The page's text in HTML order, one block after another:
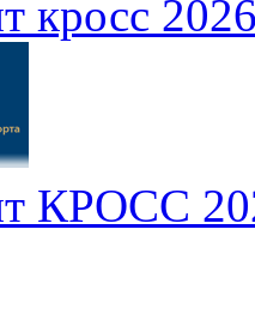
кросс
КРОСС